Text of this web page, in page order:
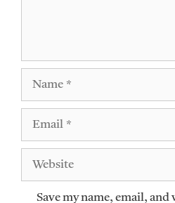
Website
Save my name, email,